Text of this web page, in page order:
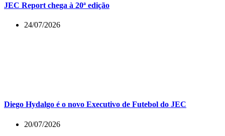
JEC Report chega à 20ª edição
24/07/2026
Diego Hydalgo é o novo Executivo de Futebol do JEC
20/07/2026